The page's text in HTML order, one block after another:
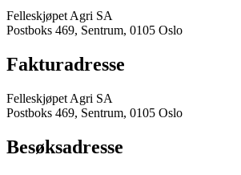
Felleskjøpet Agri SA
Postboks 469, Sentrum, 0105 Oslo
Fakturadresse
Felleskjøpet Agri SA
Postboks 469, Sentrum, 0105 Oslo
Besøksadresse